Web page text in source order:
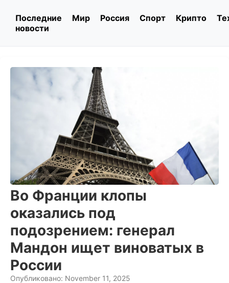
Последние
новости
Мир Россия Спорт Крипто
Во Франции клопы
оказались под
подозрением: генерал
Мандон ищет виноватых в
России
Опубликовано: November 11, 2025